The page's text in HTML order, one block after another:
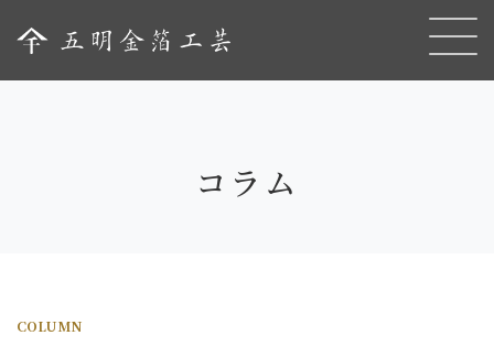
コラム
COLUMN